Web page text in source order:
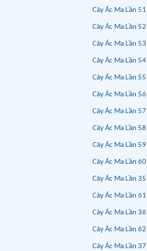
Cây Ác Ma Lần 51
Cây Ác Ma Lần 52
Cây Ác Ma Lần 53
Cây Ác Ma Lần 54
Cây Ác Ma Lần 55
Cây Ác Ma Lần 56
Cây Ác Ma Lần 57
Cây Ác Ma Lần 58
Cây Ác Ma Lần 59
Cây Ác Ma Lần 60
Cây Ác Ma Lần 35
Cây Ác Ma Lần 61
Cây Ác Ma Lần 36
Cây Ác Ma Lần 62
Cây Ác Ma Lần 37